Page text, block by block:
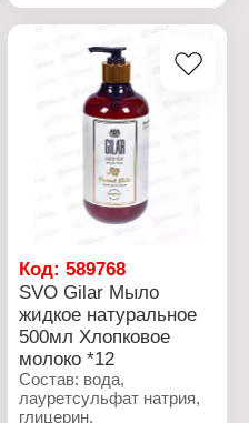
масло цветков
лекарственного,
гексилциннамал,
Характеристики:
Бренд: Gilar
Тип товара: Мыло
натуральное
Название: Масло
Имбиря
Объем: 500 мл
Код:589768
SVO Gilar Мыло
жидкое натуральное
500мл Хлопковое
молоко *12
Состав: вода,
лауретсульфат натрия,
глицерин,